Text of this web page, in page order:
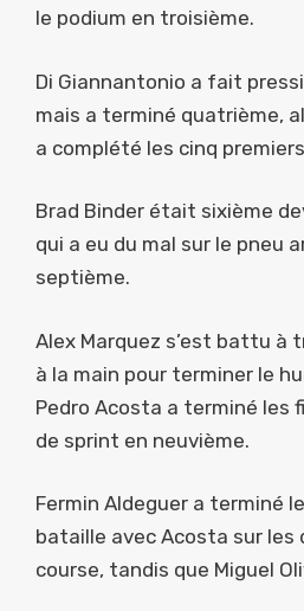
le podium en troisième.
Di Giannantonio a fait
mais a terminé quatrième,
a complété les cinq
Brad Binder était sixième
qui a eu du mal sur le pneu
septième.
Alex Marquez s’est battu à
à la main pour terminer le
Pedro Acosta a terminé les
de sprint en neuvième.
Fermin Aldeguer a terminé
bataille avec Acosta sur les
course, tandis que Miguel